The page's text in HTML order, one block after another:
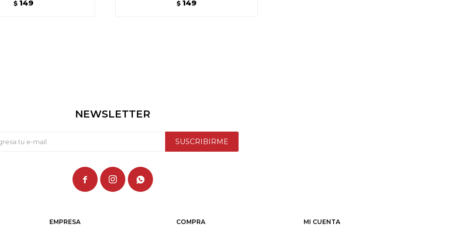
$ 149 $ 149
EMPRESA COMPRA MI CUENTA
NEWSLETTER
SUSCRIBIRME
  